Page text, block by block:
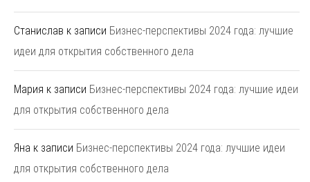
Станислав к записи Бизнес-перспективы 2024 года: лучшие
идеи для открытия собственного дела
Мария к записи Бизнес-перспективы 2024 года: лучшие идеи
для открытия собственного дела
Яна к записи Бизнес-перспективы 2024 года: лучшие идеи
для открытия собственного дела